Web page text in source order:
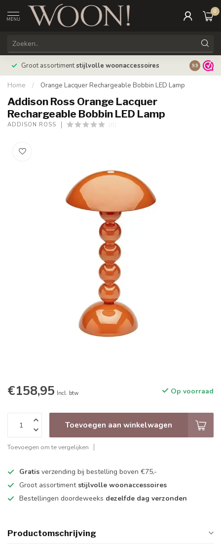
MENU
0
Groot assortimentstijlvolle woonaccessoires 9.9
Home / Orange Lacquer Rechargeable Bobbin LED Lamp
Addison Ross Orange Lacquer
Rechargeable Bobbin LED Lamp
ADDISON ROSS (0)
€158,95 Incl. btw Op voorraad
Toevoegen aan winkelwagen
Toevoegen om te vergelijken
Gratis verzending bij bestelling boven €75,-
Groot assortiment stijlvolle woonaccessoires
Bestellingen doordeweeks dezelfde dag verzonden
Productomschrijving